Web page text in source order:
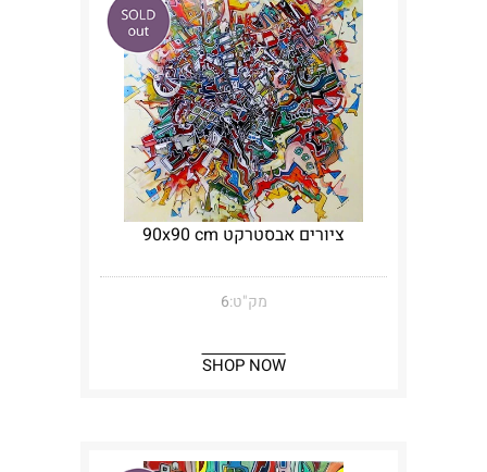
ציורים אבסטרקט 90x90 cm
מק"ט:6
SHOP NOW